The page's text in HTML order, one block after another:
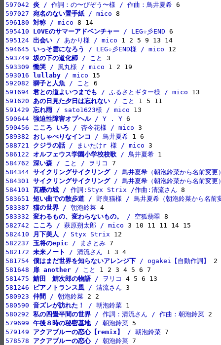
597042 炎 / 作詞：の〜びぞう〜様 / 作曲：鳥井夏希
597027 宛名のない置手紙 / mico
596180 対称 / mico
595410 LOVEのサマーアドベンチャー / LEG☆彡END
595124 出会い / あかり様 / mico
594645 いっそ雲になろう / LEG☆彡END様 / mico
593749 坂の下の道化師 / こと
593309 慟哭 / 風丸様 / mico
593016
lullaby / mico
592082 獅子と人魚 / こと
591694 君との道よいつまでも / ふるさとギター様 / mico
591620 あの日見た夕日は忘れない / こと
591429 忘れ雨 / sato1623様 / mico
590644 強迫性障害オブヘル / Y . Y
590456 こころ いろ / 杏今花様 / mico
589382 おしゃべりなインコ / 鳥井夏希
588721 クジラの話 / まいたけr 様 / mico
586122 オルフェウス学園小学校校歌 / 鳥井夏希
584762 深い森 / こと / ヲリコ
584344 サイクリングサイクリング / 鳥井夏希（朝泡鈴菜から名前変更
584301 サイクリングサイクリング / 鳥井夏希（朝泡鈴菜から名前変更
584101 瓦礫の城 / 作詞:Styx Strix /作曲:清流さん
583651 短い曲での散歩道 / 野良猫様 / 鳥井夏希（朝泡鈴菜から名前
583387 猫の世界 / 朝泡鈴菜
583332 変わるもの、変わらないもの。 / 空狐翡翠
582742 こころ / 萩原朔太郎 / mico
582410
月下美人 / Styx Strix
582237 玉将のepic / まさとみ
582172 未来ノート / 清流さん
581754 僕はまだ世界を知らないアレンジ下 / ogakei【自動作詞】
581648
扉 another / こと
581475 鯖田　鯖次郎の物語 / ヲリコ
581246
ピアノトランス風 / 清流さん
580923 仲間 / 朝泡鈴菜
580590 音ズレが訪れた！ / 朝泡鈴菜
580292 私の四畳半間の世界 / 作詞：清流さん / 作曲：朝泡鈴菜
579699 午後８時の秘密基地 / 朝泡鈴菜
579149 アクアブルーの恋心【remix】 / 朝泡鈴菜
578578 アクアブルーの恋心 / 朝泡鈴菜